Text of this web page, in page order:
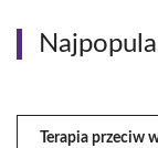
Terapia przeciw